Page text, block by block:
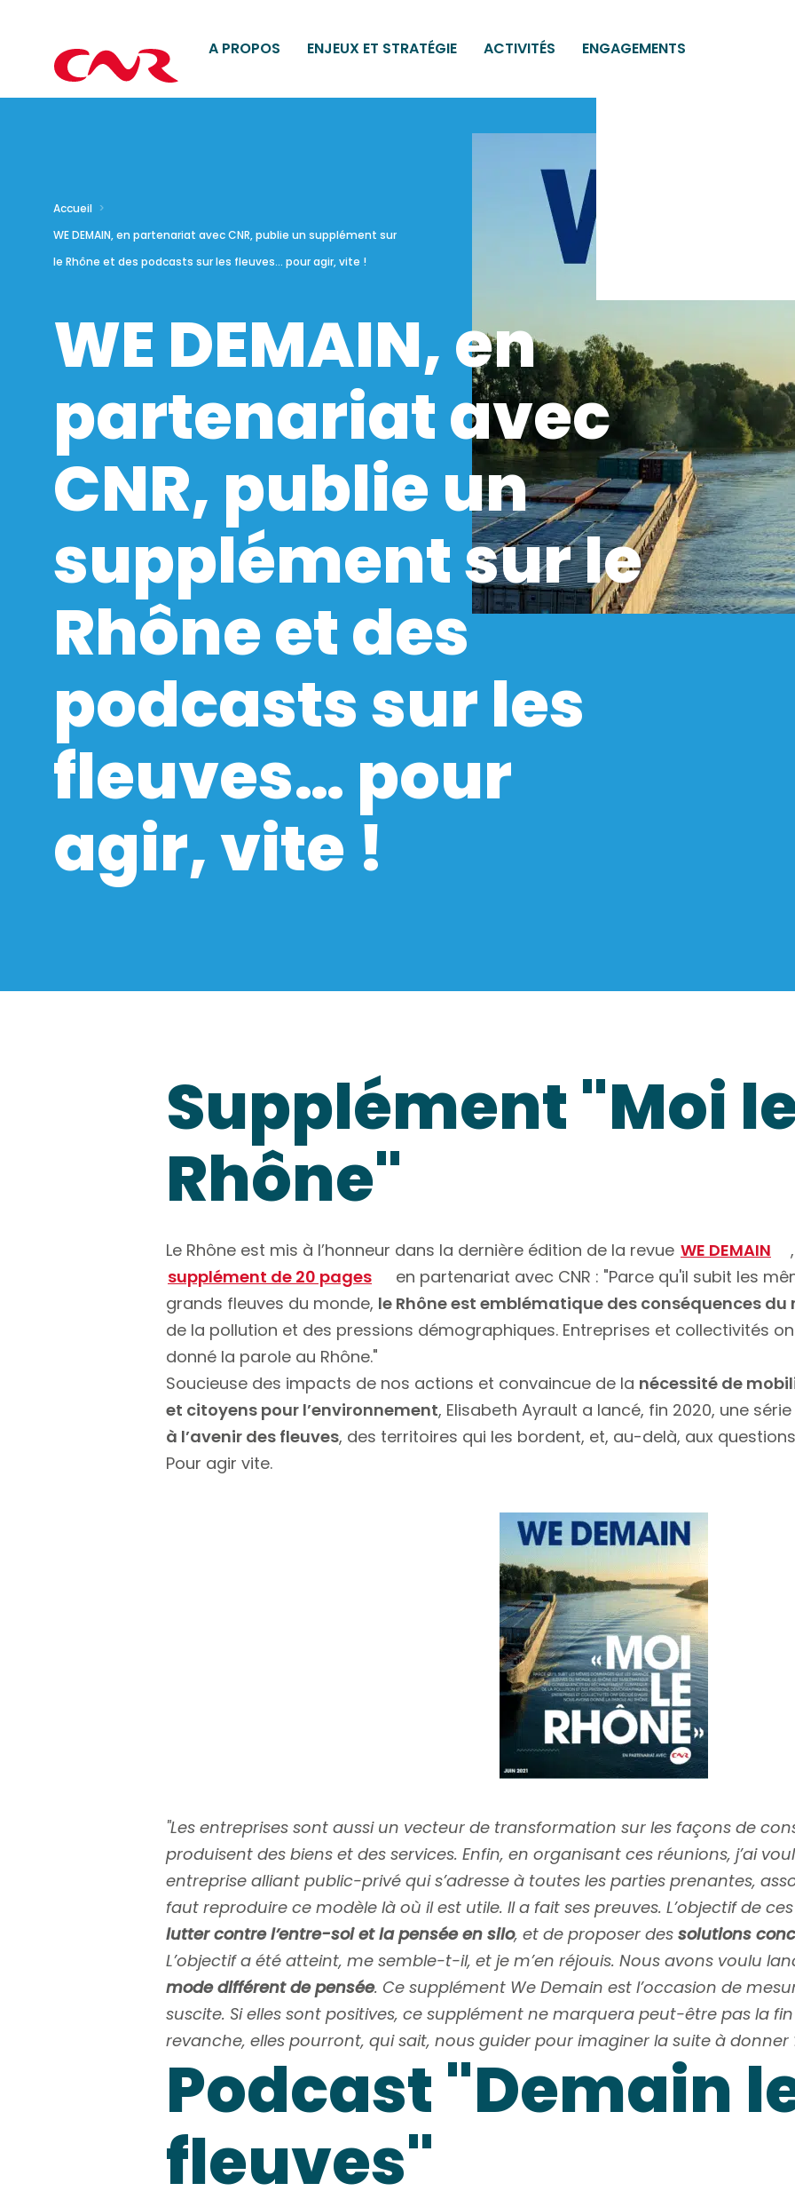
A PROPOS ENJEUX ET STRATÉGIE ACTIVITÉS ENGAGEMENTS
Accueil
WE DEMAIN, en partenariat avec CNR, publie un supplément sur
le Rhône et des podcasts sur les fleuves… pour agir, vite !
WE DEMAIN, en
partenariat avec
CNR, publie un
supplément sur le
Rhône et des
podcasts sur les
fleuves… pour
agir, vite !
Supplément "Moi
Rhône"
Le Rhône est mis à l’honneur dans la dernière édition de la revue WE DEMAIN
supplément de 20 pages
en partenariat avec CNR : "Parce qu'il subit les
grands fleuves du monde, le Rhône est emblématique des conséquences
de la pollution et des pressions démographiques. Entreprises et collectivités
donné la parole au Rhône."
Soucieuse des impacts de nos actions et convaincue de la nécessité de
et citoyens pour l’environnement, Elisabeth Ayrault a lancé, fin 2020, une
à l’avenir des fleuves, des territoires qui les bordent, et, au-delà, aux
Pour agir vite.
"Les entreprises sont aussi un vecteur de transformation sur les façons de
produisent des biens et des services. Enfin, en organisant ces réunions, j’ai
entreprise alliant public-privé qui s’adresse à toutes les parties prenantes,
faut reproduire ce modèle là où il est utile. Il a fait ses preuves. L’objectif de
lutter contre l’entre-soi et la pensée en silo, et de proposer des solutions
L’objectif a été atteint, me semble-t-il, et je m’en réjouis. Nous avons voulu
mode différent de pensée. Ce supplément We Demain est l’occasion de
suscite. Si elles sont positives, ce supplément ne marquera peut-être pas la
revanche, elles pourront, qui sait, nous guider pour imaginer la suite à donner
Podcast "Demain
fleuves"